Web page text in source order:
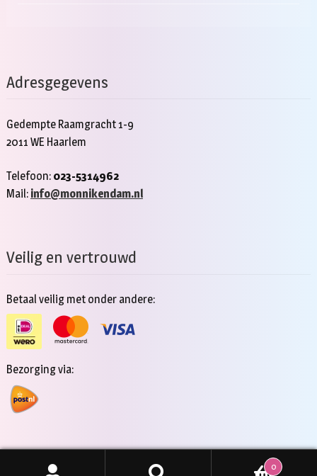
Adresgegevens
Gedempte Raamgracht 1-9
2011 WE Haarlem
Telefoon: 023-5314962
Mail: info@monnikendam.nl
Veilig en vertrouwd
Betaal veilig met onder andere:
Bezorging via:
0